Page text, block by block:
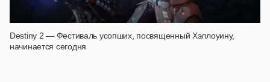
Destiny 2 — Фестиваль усопших, посвященный Хэллоуину,
начинается сегодня